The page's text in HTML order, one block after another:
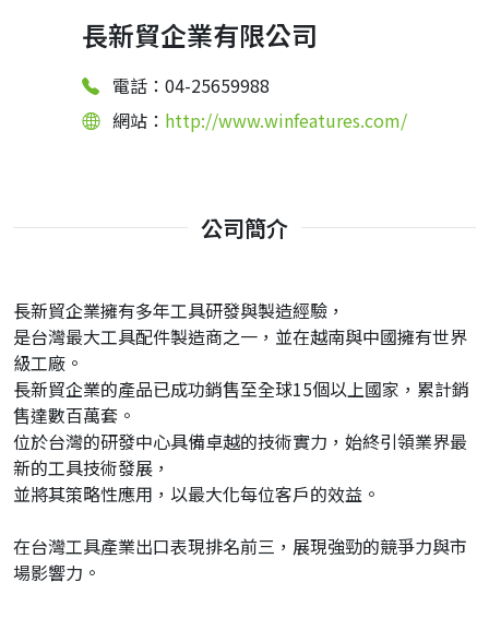
長新貿企業有限公司
電話：04-25659988
網站： http://www.winfeatures.com/
公司簡介
長新貿企業擁有多年工具研發與製造經驗，
是台灣最大工具配件製造商之一，並在越南與中國擁有世界
級工廠。
長新貿企業的產品已成功銷售至全球15個以上國家，累計銷
售達數百萬套。
位於台灣的研發中心具備卓越的技術實力，始終引領業界最
新的工具技術發展，
並將其策略性應用，以最大化每位客戶的效益。
在台灣工具產業出口表現排名前三，展現強勁的競爭力與市
場影響力。